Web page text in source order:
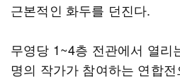
근본적인 화두를 던진다.
무영당 1~4층 전관에서 열리
명의 작가가 참여하는 연합